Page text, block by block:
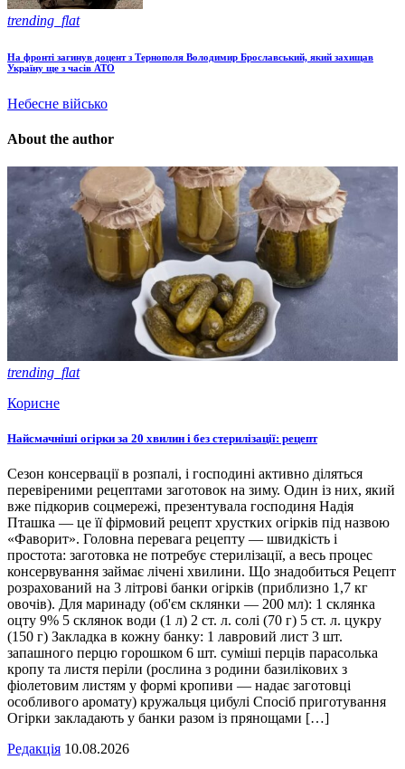
trending_flat
На фронті загинув доцент з Тернополя Володимир Брославський, який захищав
Україну ще з часів АТО
Небесне військо
About the author
trending_flat
Корисне
Найсмачніші огірки за 20 хвилин і без стерилізації: рецепт
Сезон консервації в розпалі, і господині активно діляться
перевіреними рецептами заготовок на зиму. Один із них, який
вже підкорив соцмережі, презентувала господиня Надія
Пташка — це її фірмовий рецепт хрустких огірків під назвою
«Фаворит». Головна перевага рецепту — швидкість і
простота: заготовка не потребує стерилізації, а весь процес
консервування займає лічені хвилини. Що знадобиться Рецепт
розрахований на 3 літрові банки огірків (приблизно 1,7 кг
овочів). Для маринаду (об'єм склянки — 200 мл): 1 склянка
оцту 9% 5 склянок води (1 л) 2 ст. л. солі (70 г) 5 ст. л. цукру
(150 г) Закладка в кожну банку: 1 лавровий лист 3 шт.
запашного перцю горошком 6 шт. суміші перців парасолька
кропу та листя періли (рослина з родини базилікових з
фіолетовим листям у формі кропиви — надає заготовці
особливого аромату) кружальця цибулі Спосіб приготування
Огірки закладають у банки разом із прянощами […]
Редакція 10.08.2026